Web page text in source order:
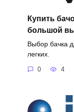
Купить
большой
Выбор бачка
легких.
0 4